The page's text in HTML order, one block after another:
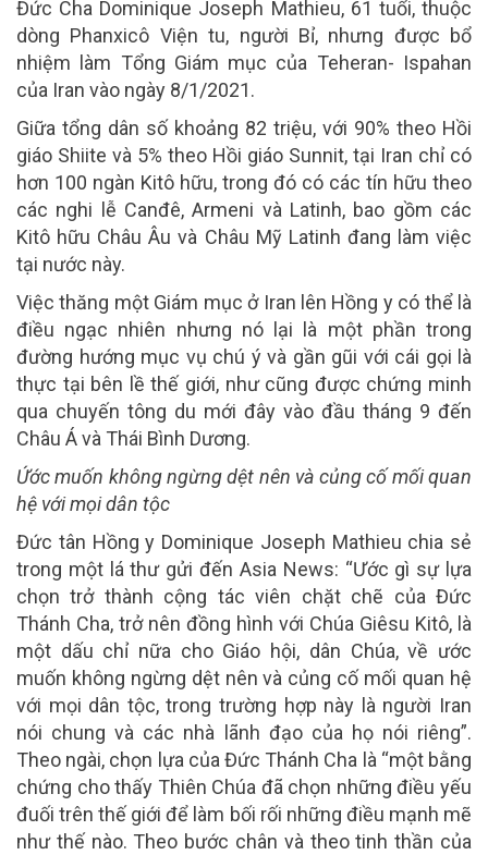
Đức Cha Dominique Joseph Mathieu, 61 tuổi, thuộc
dòng Phanxicô Viện tu, người Bỉ, nhưng được bổ
nhiệm làm Tổng Giám mục của Teheran- Ispahan
của Iran vào ngày 8/1/2021.
Giữa tổng dân số khoảng 82 triệu, với 90% theo Hồi
giáo Shiite và 5% theo Hồi giáo Sunnit, tại Iran chỉ có
hơn 100 ngàn Kitô hữu, trong đó có các tín hữu theo
các nghi lễ Canđê, Armeni và Latinh, bao gồm các
Kitô hữu Châu Âu và Châu Mỹ Latinh đang làm việc
tại nước này.
Việc thăng một Giám mục ở Iran lên Hồng y có thể là
điều ngạc nhiên nhưng nó lại là một phần trong
đường hướng mục vụ chú ý và gần gũi với cái gọi là
thực tại bên lề thế giới, như cũng được chứng minh
qua chuyến tông du mới đây vào đầu tháng 9 đến
Châu Á và Thái Bình Dương.
Ứớc muốn không ngừng dệt nên và củng cố mối quan
hệ với mọi dân tộc
Đức tân Hồng y Dominique Joseph Mathieu chia sẻ
trong một lá thư gửi đến Asia News: “Ước gì sự lựa
chọn trở thành cộng tác viên chặt chẽ của Đức
Thánh Cha, trở nên đồng hình với Chúa Giêsu Kitô, là
một dấu chỉ nữa cho Giáo hội, dân Chúa, về ước
muốn không ngừng dệt nên và củng cố mối quan hệ
với mọi dân tộc, trong trường hợp này là người Iran
nói chung và các nhà lãnh đạo của họ nói riêng”.
Theo ngài, chọn lựa của Đức Thánh Cha là “một bằng
chứng cho thấy Thiên Chúa đã chọn những điều yếu
đuối trên thế giới để làm bối rối những điều mạnh mẽ
như thế nào. Theo bước chân và theo tinh thần của